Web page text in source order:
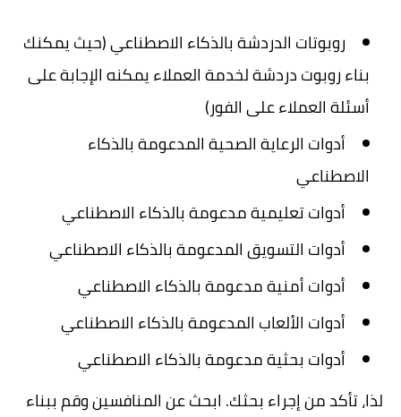
روبوتات الدردشة بالذكاء الاصطناعي (حيث يمكنك
بناء روبوت دردشة لخدمة العملاء يمكنه الإجابة على
أسئلة العملاء على الفور)
أدوات الرعاية الصحية المدعومة بالذكاء
الاصطناعي
أدوات تعليمية مدعومة بالذكاء الاصطناعي
أدوات التسويق المدعومة بالذكاء الاصطناعي
أدوات أمنية مدعومة بالذكاء الاصطناعي
أدوات الألعاب المدعومة بالذكاء الاصطناعي
أدوات بحثية مدعومة بالذكاء الاصطناعي
لذا، تأكد من إجراء بحثك. ابحث عن المنافسين وقم ببناء